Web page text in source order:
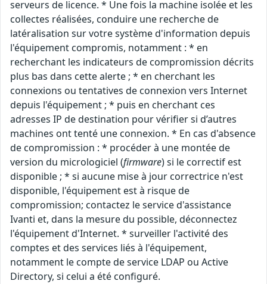
serveurs de licence. * Une fois la machine isolée et les
collectes réalisées, conduire une recherche de
latéralisation sur votre système d'information depuis
l'équipement compromis, notamment : * en
recherchant les indicateurs de compromission décrits
plus bas dans cette alerte ; * en cherchant les
connexions ou tentatives de connexion vers Internet
depuis l'équipement ; * puis en cherchant ces
adresses IP de destination pour vérifier si d’autres
machines ont tenté une connexion. * En cas d'absence
de compromission : * procéder à une montée de
version du micrologiciel (firmware) si le correctif est
disponible ; * si aucune mise à jour correctrice n'est
disponible, l'équipement est à risque de
compromission; contactez le service d'assistance
Ivanti et, dans la mesure du possible, déconnectez
l'équipement d'Internet. * surveiller l'activité des
comptes et des services liés à l'équipement,
notamment le compte de service LDAP ou Active
Directory, si celui a été configuré.